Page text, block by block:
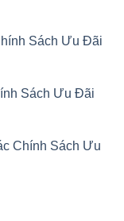
Sách Ưu Đãi
Sách Ưu Đãi
Chính Sách Ưu